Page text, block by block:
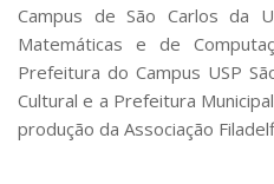
Campus de São Carlos da
Matemáticas e de
Prefeitura do Campus USP
Cultural e a Prefeitura
produção da Associação